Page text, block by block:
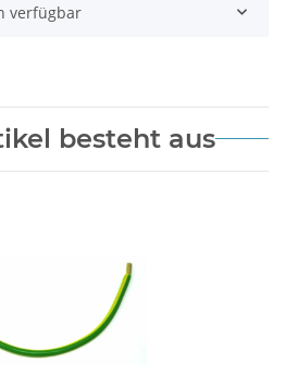
verfügbar
besteht aus